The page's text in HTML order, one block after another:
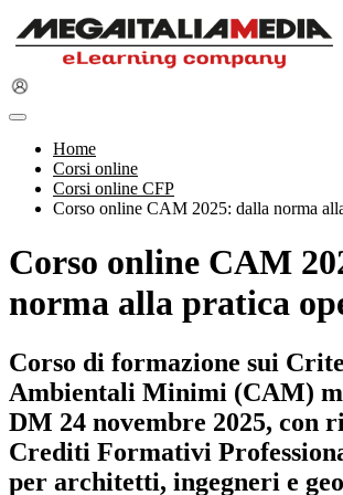
Home
Corsi online
Corsi online CFP
Corso online CAM 2025: dalla norma
Corso online CAM
norma alla pratica
Corso di formazione sui
Ambientali Minimi (CAM)
DM 24 novembre 2025, con
Crediti Formativi
per architetti, ingegneri e